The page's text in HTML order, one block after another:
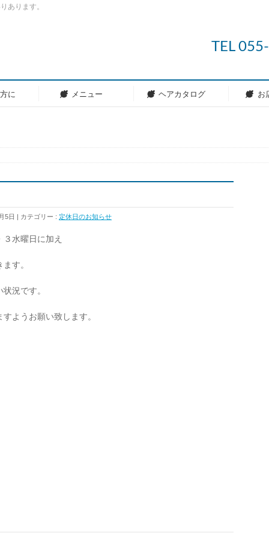
あります。
TEL
に メニュー ヘアカタログ お
5日 カテゴリー : 定休日のお知らせ
水曜日に加え
す。
況です。
ようお願い致します。